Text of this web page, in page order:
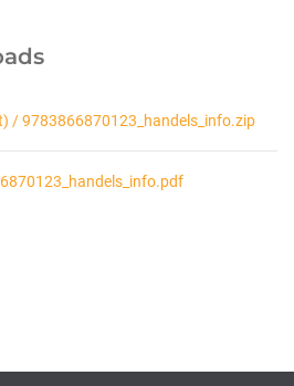
/ 9783866870123_handels_info.zip